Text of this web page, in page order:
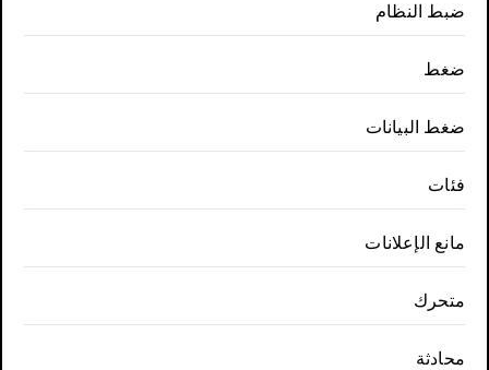
ضبط النظام
ضغط
ضغط البيانات
فئات
مانع الإعلانات
متحرك
محادثة